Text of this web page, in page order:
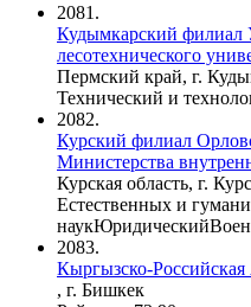
2081.
Кудымкарский филиал
лесотехнического
Пермский край, г.
Технический и
2082.
Курский филиал
Министерства
Курская область, г.
Естественных и
наукЮридический
2083.
Кыргызско-
, г. Бишкек